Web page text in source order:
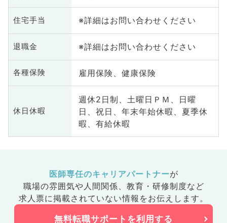
住宅手当 ※詳細はお問い合わせください
退職金 ※詳細はお問い合わせください
各種保険 雇用保険、健康保険
休日休暇
週休2日制、土曜日ＰＭ、日曜
日、祝日、年末年始休暇、夏季休
暇、有給休暇
医師専任のキャリアパートナーが
職場の雰囲気や人間関係、 教育・研修制度など
求人票に掲載されていない情報をお伝えします。
無料転職サポートを利用する